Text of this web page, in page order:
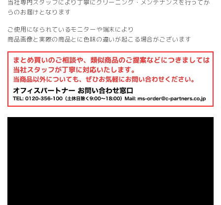
当社専門スタッフにより丁寧にクリーニング・メンテナンスを行ってか
らのお届けとなります
ご使用になられているモニターや端末により
商品画像と実際の商品とに色味の違いが起こる場合がございます